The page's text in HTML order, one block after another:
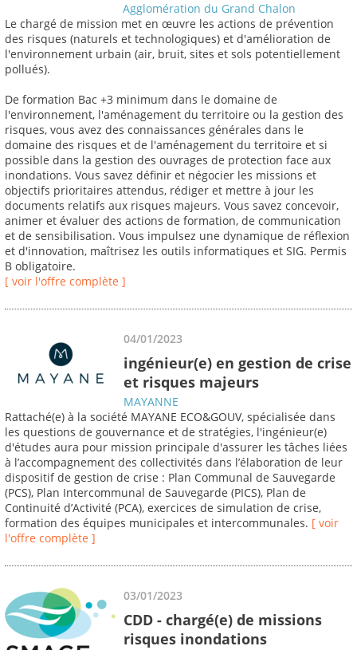
Agglomération du Grand Chalon
Le chargé de mission met en œuvre les actions de prévention
des risques (naturels et technologiques) et d'amélioration de
l'environnement urbain (air, bruit, sites et sols potentiellement
pollués).
De formation Bac +3 minimum dans le domaine de
l'environnement, l'aménagement du territoire ou la gestion des
risques, vous avez des connaissances générales dans le
domaine des risques et de l'aménagement du territoire et si
possible dans la gestion des ouvrages de protection face aux
inondations. Vous savez définir et négocier les missions et
objectifs prioritaires attendus, rédiger et mettre à jour les
documents relatifs aux risques majeurs. Vous savez concevoir,
animer et évaluer des actions de formation, de communication
et de sensibilisation. Vous impulsez une dynamique de réflexion
et d'innovation, maîtrisez les outils informatiques et SIG. Permis
B obligatoire.
[ voir l'offre complète ]
04/01/2023
ingénieur(e) en gestion de crise
et risques majeurs
MAYANNE
Rattaché(e) à la société MAYANE ECO&GOUV, spécialisée dans
les questions de gouvernance et de stratégies, l'ingénieur(e)
d'études aura pour mission principale d'assurer les tâches liées
à l’accompagnement des collectivités dans l’élaboration de leur
dispositif de gestion de crise : Plan Communal de Sauvegarde
(PCS), Plan Intercommunal de Sauvegarde (PICS), Plan de
Continuité d’Activité (PCA), exercices de simulation de crise,
formation des équipes municipales et intercommunales. [ voir
l'offre complète ]
03/01/2023
CDD - chargé(e) de missions
risques inondations